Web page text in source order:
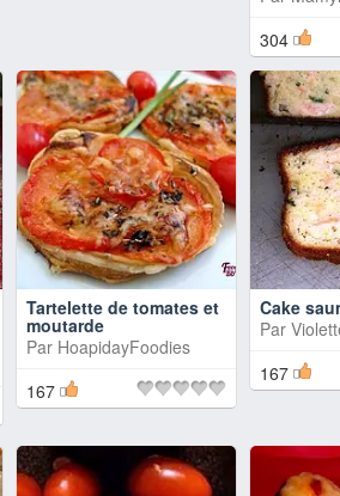
304
Tartelette de tomates et
moutarde
Par HoapidayFoodies
167
Cake
Par
167